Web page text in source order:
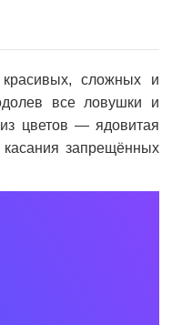
сложных и
все ловушки и
цветов — ядовитая
касания запрещённых